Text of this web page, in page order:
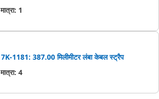
मात्रा: 1
7K-1181: 387.00 मिलीमीटर लंबा केबल स्ट्रैप
मात्रा: 4